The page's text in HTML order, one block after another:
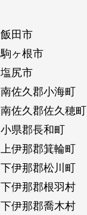
飯田市
駒ヶ根市
塩尻市
南佐久郡小海町
南佐久郡佐久穂町
小県郡長和町
上伊那郡箕輪町
下伊那郡松川町
下伊那郡根羽村
下伊那郡喬木村